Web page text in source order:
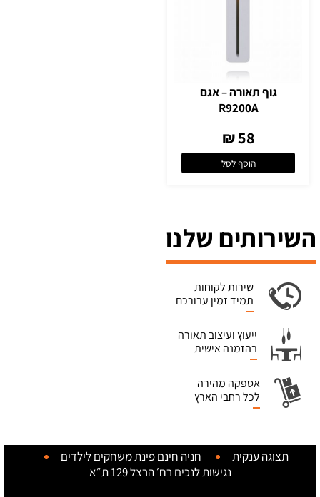
גוף תאורה – אגם
R9200A
58 ₪
הוסף לסל
השירותים שלנו
שירות לקוחות
תמיד זמין עבורכם
ייעוץ ועיצוב תאורה
בהזמנה אישית
אספקה מהירה
לכל רחבי הארץ
תצוגה ענקית חניה חינם פינת משחקים לילדים
נגישות לנכים רח׳ הרצל 129 ת״א